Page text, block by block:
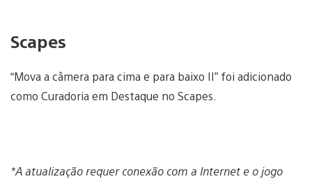
Scapes
“Mova a câmera para cima e para baixo II” foi adicionado
como Curadoria em Destaque no Scapes.
*A atualização requer conexão com a Internet e o jogo